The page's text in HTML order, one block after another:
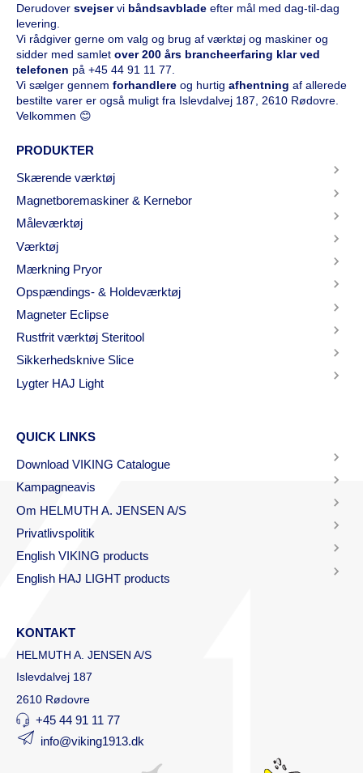
Derudover svejservi båndsavblade efter mål med dag-til-dag
levering.
Vi rådgiver gerne om valg og brug af værktøj og maskiner og
sidder med samlet over 200 års brancheerfaring klar ved
telefonen på +45 44 91 11 77
Vi sælger gennem forhandlere og hurtig afhentning af allerede
bestilte varer er også muligt fra Islevdalvej 187, 2610 Rødovre.
Velkommen 😊
PRODUKTER
Skærende værktøj
Magnetboremaskiner & Kernebor
Måleværktøj
Værktøj
Mærkning Pryor
Opspændings- & Holdeværktøj
Magneter Eclipse
Rustfrit værktøj Steritool
Sikkerhedsknive Slice
Lygter HAJ Light
QUICK LINKS
Download VIKING Catalogue
Kampagneavis
Om HELMUTH A. JENSEN A/S
Privatlivspolitik
English VIKING products
English HAJ LIGHT products
KONTAKT
HELMUTH A. JENSEN A/S
Islevdalvej 187
2610 Rødovre
+45 44 91 11 77
info@viking1913.dk